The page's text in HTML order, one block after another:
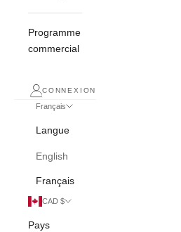
Programme
commercial
CONNEXION
CAD $
Pays
Français
Langue
English
Français